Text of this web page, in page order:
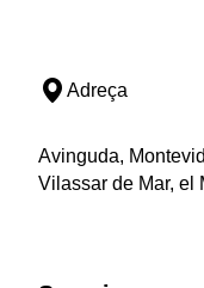
Adreça
Avinguda,
Vilassar de Mar, el